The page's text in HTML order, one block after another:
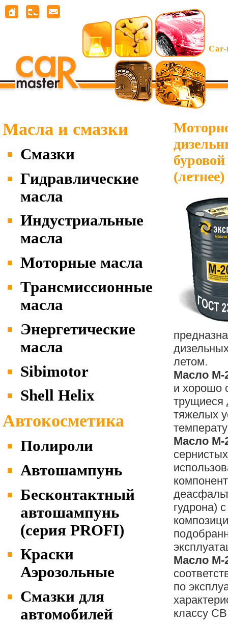
Масла и смазки
Смазки
Гидравлические
масла
Индустриальные
масла
Моторные масла
Трансмиссионные
масла
Энергетические
масла
Sibimotor
Shell Helix
Автокосметика
Полироли
Автошампунь
Бесконтактный
автошампунь
(серия PROFI)
Краски
Аэрозольные
Cмазки для
автомобилей
(летнее)
летом.
Масло М-
и хорошо
трущиеся
тяжелых
Масло М-
гудрона)
Масло М-
по
классу